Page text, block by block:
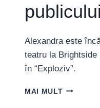
Alexandra este
teatru la
în “Exploziv”.
MAI MULT